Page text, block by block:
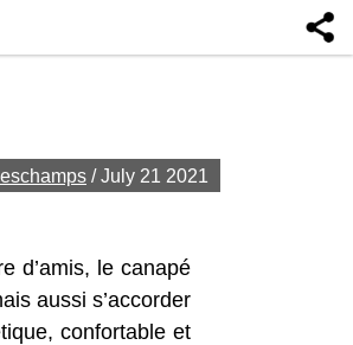
/July 21 2021
d’amis, le canapé
aussi s’accorder
confortable et